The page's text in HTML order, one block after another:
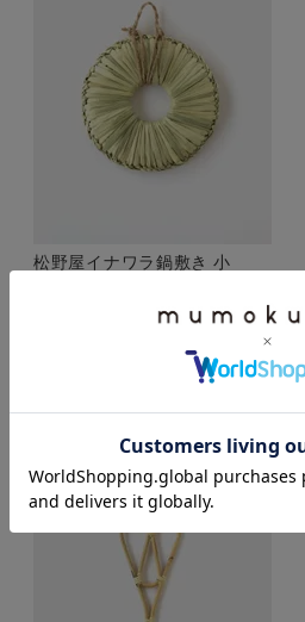
松野屋イナワラ鍋敷き 小
松野屋さんの鍋敷き、ずっと気
購入して良かったです^_^